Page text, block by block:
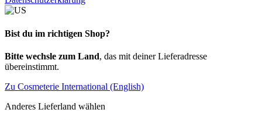
Bist du im richtigen Shop?
Bitte wechsle zum Land, das mit deiner Lieferadresse
übereinstimmt.
Zu Cosmeterie International (English)
Anderes Lieferland wählen